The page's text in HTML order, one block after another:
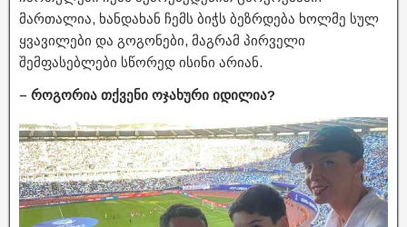
მართალია, ხანდახან ჩემს ბიჭს ბეზრდება ხოლმე სულ
ყვავილები და გოგონები, მაგრამ პირველი
შემფასებლები სწორედ ისინი არიან.
– როგორია თქვენი ოჯახური იდილია?